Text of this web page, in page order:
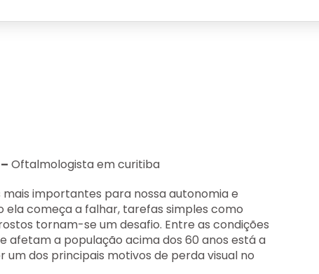
– Oftalmologista em curitiba
mais importantes para nossa autonomia e
ela começa a falhar, tarefas simples como
tornam-se um desafio. Entre as condições
afetam a população acima dos 60 anos está a
um dos principais motivos de perda visual no